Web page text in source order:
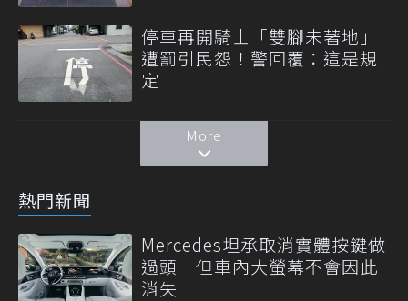
停車再開騎士「雙腳未著地」
遭罰引民怨！警回覆：這是規
定
More
熱門新聞
Mercedes坦承取消實體按鍵做
過頭 但車內大螢幕不會因此
消失